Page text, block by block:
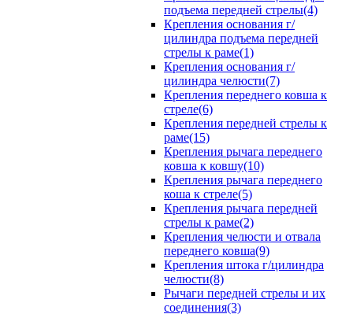
подъема передней стрелы(4)
Крепления основания г/
цилиндра подъема передней
стрелы к раме(1)
Крепления основания г/
цилиндра челюсти(7)
Крепления переднего ковша к
стреле(6)
Крепления передней стрелы к
раме(15)
Крепления рычага переднего
ковша к ковшу(10)
Крепления рычага переднего
коша к стреле(5)
Крепления рычага передней
стрелы к раме(2)
Крепления челюсти и отвала
переднего ковша(9)
Крепления штока г/цилиндра
челюсти(8)
Рычаги передней стрелы и их
соединения(3)